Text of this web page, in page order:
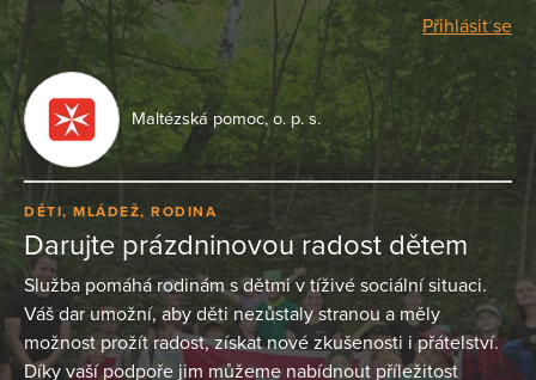
Přihlásit se
Maltézská pomoc, o. p. s.
DĚTI, MLÁDEŽ, RODINA
Darujte prázdninovou radost dětem
Služba pomáhá rodinám s dětmi v tíživé sociální situaci.
Váš dar umožní, aby děti nezůstaly stranou a měly
možnost prožít radost, získat nové zkušenosti i přátelství.
Díky vaší podpoře jim můžeme nabídnout příležitost